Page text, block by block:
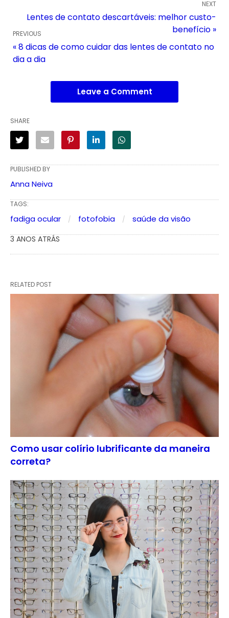
NEXT
Lentes de contato descartáveis: melhor custo-
benefício »
PREVIOUS
« 8 dicas de como cuidar das lentes de contato no
dia a dia
Leave a Comment
SHARE
PUBLISHED BY
Anna Neiva
TAGS:
fadiga ocular fotofobia saúde da visão
3 ANOS ATRÁS
RELATED POST
Como usar colírio lubrificante da maneira
correta?